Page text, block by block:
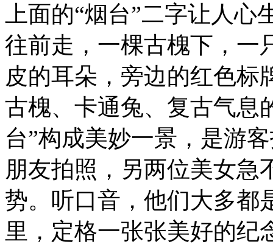
上面的“烟台”二字让人心
往前走，一棵古槐下，一
皮的耳朵，旁边的红色标
古槐、卡通兔、复古气息
台”构成美妙一景，是游
朋友拍照，另两位美女急
势。听口音，他们大多都
里，定格一张张美好的纪